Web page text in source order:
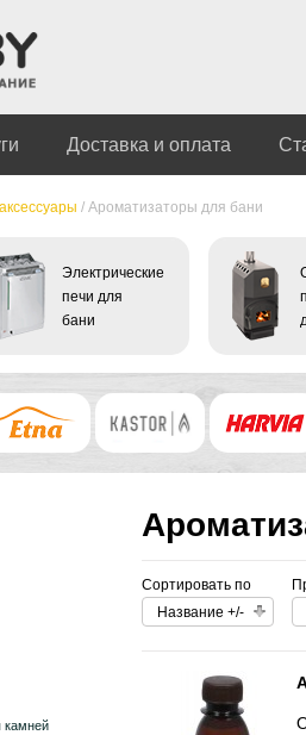
Доставка и оплата
/ Ароматизаторы для бани
Электрические
печи для
бани
камней
Сортировать по
Название +/-